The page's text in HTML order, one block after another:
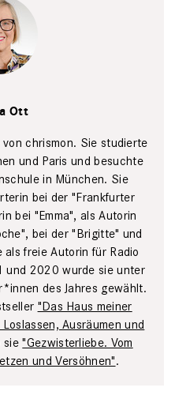
Ott
chrismon. Sie studierte
und Paris und besuchte
in München. Sie
bei der "Frankfurter
bei "Emma", als Autorin
bei der "Brigitte" und
freie Autorin für Radio
und 2020 wurde sie unter
des Jahres gewählt.
"Das Haus meiner
Ausräumen und
sie"Gezwisterliebe. Vom
und Versöhnen".